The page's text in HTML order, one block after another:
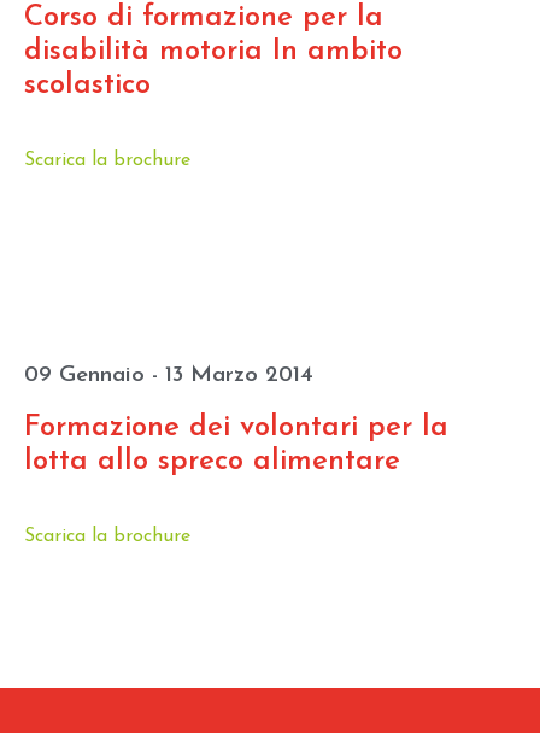
Corso di formazione per la
disabilità motoria In ambito
scolastico
Scarica la brochure
09 Gennaio - 13 Marzo 2014
Formazione dei volontari per la
lotta allo spreco alimentare
Scarica la brochure